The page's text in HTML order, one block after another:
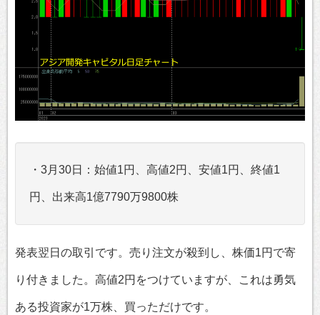
・3月30日：始値1円、高値2円、安値1円、終値1
円、出来高1億7790万9800株
発表翌日の取引です。売り注文が殺到し、株価1円で寄
り付きました。高値2円をつけていますが、これは勇気
ある投資家が1万株、買っただけです。